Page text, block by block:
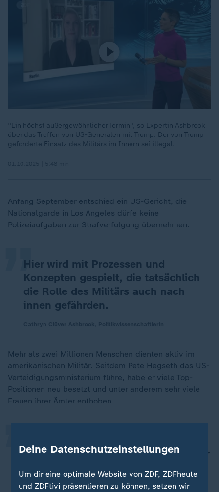
"Ein höchst außergewöhnlicher Termin", so Expertin Ashbrook
über das Treffen von US-Generälen mit Trump. Der von Trump
geforderte Einsatz des Militärs im Innern sei illegal.
Anfang September entschied ein US-Gericht, die
Nationalgarde in Los Angeles dürfe keine
Polizeiaufgaben zur Strafverfolgung übernehmen.
Hier wird mit Prozessen und
Konzepten gespielt, die tatsächlich
die Rolle des Militärs auch nach
innen gefährden.
„
Mehr als zwei Millionen Menschen dienten aktiv im
amerikanischen Militär. Seitdem Pete Hegseth das US-
Verteidigungsministerium führe, habe er viele Top-
Positionen neu besetzt und unter anderem sehr viele
Frauen ihrer Ämter enthoben.
setzen, die aber dann tatsächlich nur
vornehmlich weiße Männer.
„
Deine Datenschutzeinstellungen
Um dir eine optimale Website von ZDF, ZDFheute
und ZDFtivi präsentieren zu können, setzen wir